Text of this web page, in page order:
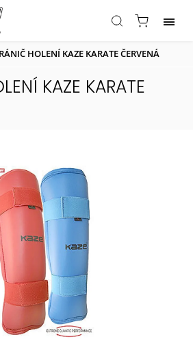
HOLENÍ KAZE KARATE ČERVENÁ
KAZE KARATE